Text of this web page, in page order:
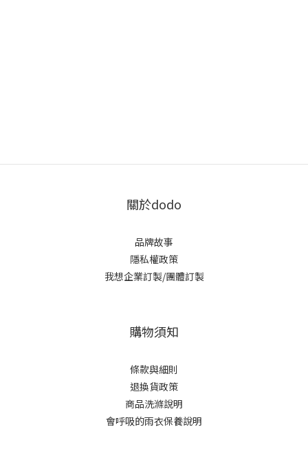
關於dodo
品牌故事
隱私權政策
我想企業訂製/團體訂製
購物須知
條款與細則
退換貨政策
商品洗滌說明
會呼吸的雨衣保養說明